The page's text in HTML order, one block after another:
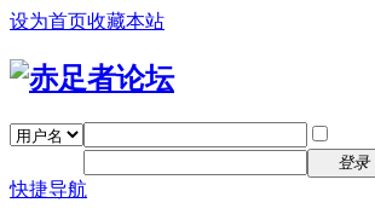
设为首页收藏本站
登录
快捷导航